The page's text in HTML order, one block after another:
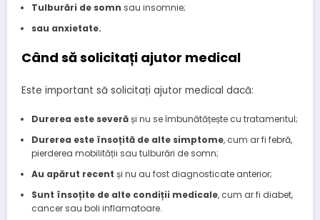
Tulburări de somn sau insomnie;
sau anxietate.
Când să solicitați ajutor medical
Este important să solicitați ajutor medical dacă:
Durerea este severăși nu se îmbunătățește cu tratamentul;
Durerea este însoțită de alte simptome, cum ar fi febră,
pierderea mobilității sau tulburări de somn;
Au apărut recent și nu au fost diagnosticate anterior;
Sunt însoțite de alte condiții medicale, cum ar fi diabet,
cancer sau boli inflamatoare.